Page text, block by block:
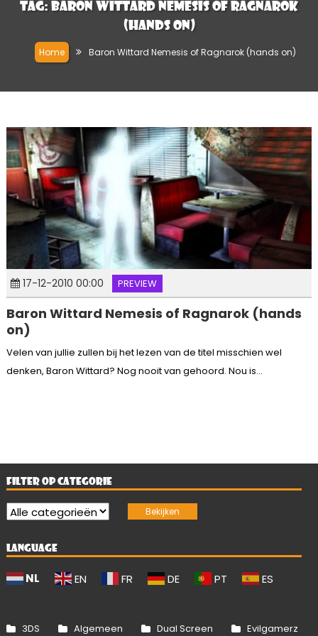
Tag: Baron Wittard Nemesis of Ragnarok
(hands on)
Home Baron Wittard Nemesis of Ragnarok (hands on)
17-12-2010 00:00 PREVIEW
Baron Wittard Nemesis of Ragnarok (hands
on)
Velen van jullie zullen bij het lezen van de titel misschien wel
denken, Baron Wittard? Nog nooit van gehoord. Nou is...
FILTER OP CATEGORIE
LANGUAGE
NL EN FR DE PT ES
3DS Algemeen Dual Screen Evilgamerz